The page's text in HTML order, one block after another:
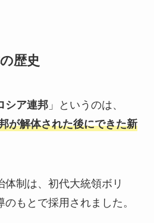
歴史
シア連邦」というのは、
が解体された後にできた新
体制は、初代大統領ボリ
もとで採用されました。